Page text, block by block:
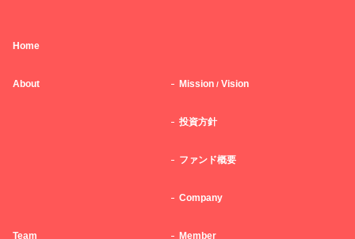
Home
About Mission / Vision
投資方針
ファンド概要
Company
Team Member